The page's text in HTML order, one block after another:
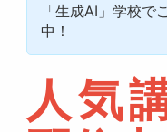
「生成AI」学校
中！
人気